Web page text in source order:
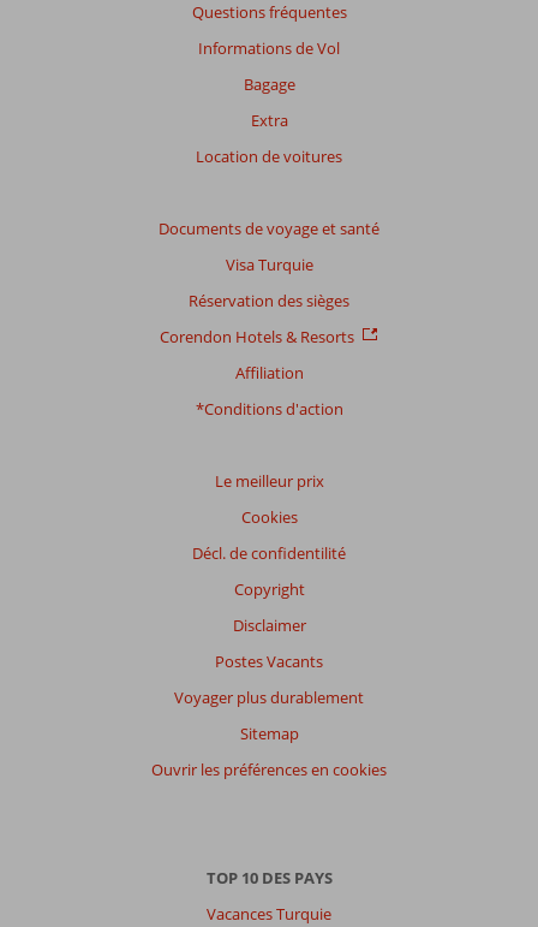
Questions fréquentes
Informations de Vol
Bagage
Extra
Location de voitures
Documents de voyage et santé
Visa Turquie
Réservation des sièges
Corendon Hotels & Resorts
Affiliation
*Conditions d'action
Le meilleur prix
Cookies
Décl. de confidentilité
Copyright
Disclaimer
Postes Vacants
Voyager plus durablement
Sitemap
Ouvrir les préférences en cookies
TOP 10 DES PAYS
Vacances Turquie